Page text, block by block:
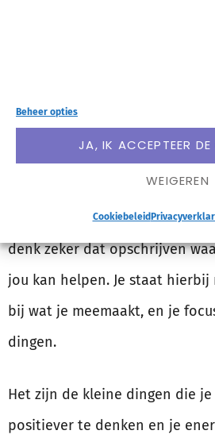
Beheer opties
JA, IK ACCEPTEER
WEIGEREN
Cookiebeleid
doen?
Iedereen zijn ding en ik kan me
voorstellen als jou het juist
herinneringen op papier te
denk zeker dat opschrijven
jou kan helpen. Je staat
bij wat je meemaakt, en je
dingen.
Het zijn de kleine dingen die
positiever te denken en je